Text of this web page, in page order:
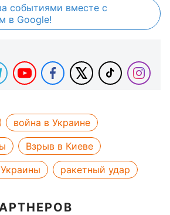
событиями вместе с
в Google!
война в Украине
Взрыв в Киеве
ракетный удар